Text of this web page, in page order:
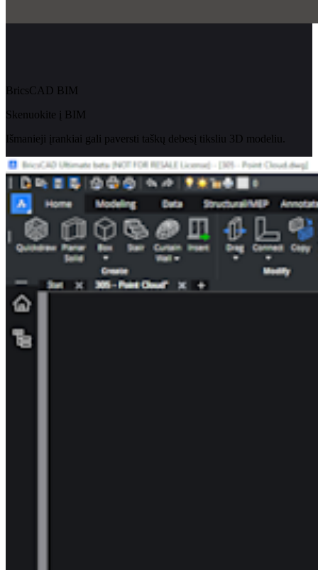
BricsCAD BIM
Skenuokite į BIM
Išmanieji įrankiai gali paversti taškų debesį tiksliu 3D modeliu.